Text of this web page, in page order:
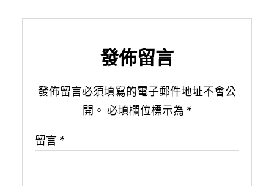
發佈留言
發佈留言必須填寫的電子郵件地址不會公
開。 必填欄位標示為 *
留言 *